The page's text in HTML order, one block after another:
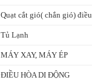
Quạt cắt gió( chắn gió)
Tủ Lạnh
MÁY XAY, MÁY ÉP
ĐIỀU HÒA DI ĐỘNG